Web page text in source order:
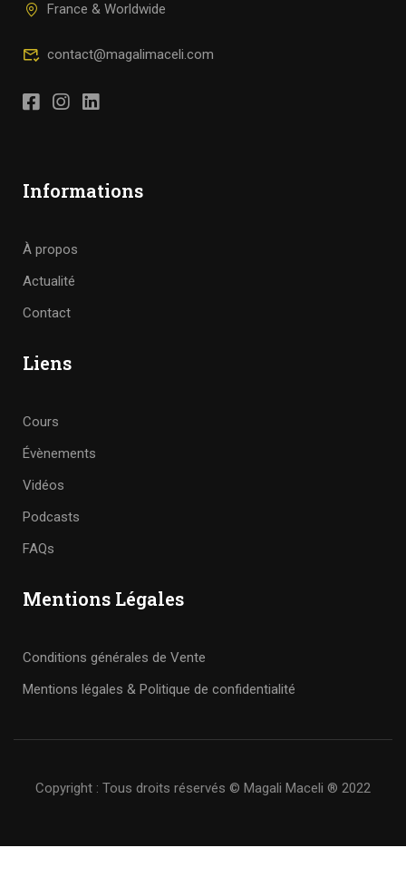
France & Worldwide
contact@magalimaceli.com
Informations
À propos
Actualité
Contact
Liens
Cours
Évènements
Vidéos
Podcasts
FAQs
Mentions Légales
Conditions générales de Vente
Mentions légales & Politique de confidentialité
Copyright : Tous droits réservés © Magali Maceli ® 2022